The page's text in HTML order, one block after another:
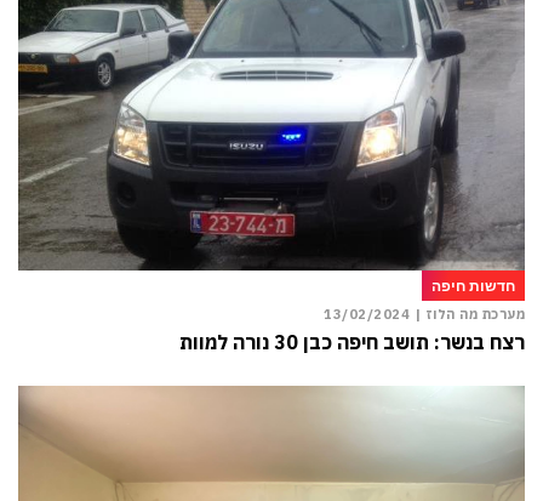
חדשות חיפה
מערכת מה הלוז | 13/02/2024
רצח בנשר: תושב חיפה כבן 30 נורה למוות